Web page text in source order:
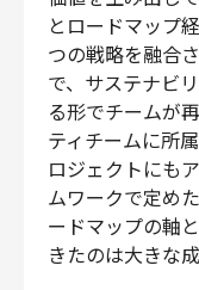
とロードマップ
つの戦略を融合
で、サステナビ
る形でチームが
ティチームに所
ロジェクトにも
ムワークで定め
ードマップの軸
きたのは大きな